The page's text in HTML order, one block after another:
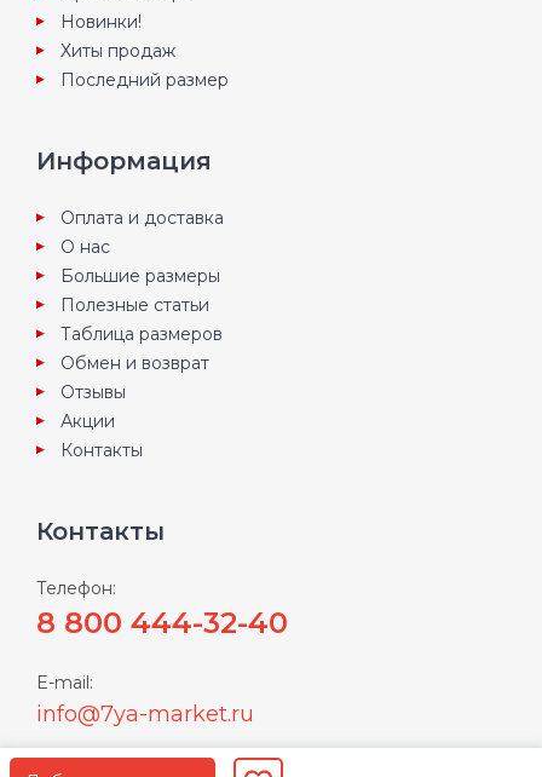
Новинки!
Хиты продаж
Последний размер
Информация
Оплата и доставка
О нас
Большие размеры
Полезные статьи
Таблица размеров
Обмен и возврат
Отзывы
Акции
Контакты
Контакты
Телефон:
8 800 444-32-40
E-mail:
info@7ya-market.ru